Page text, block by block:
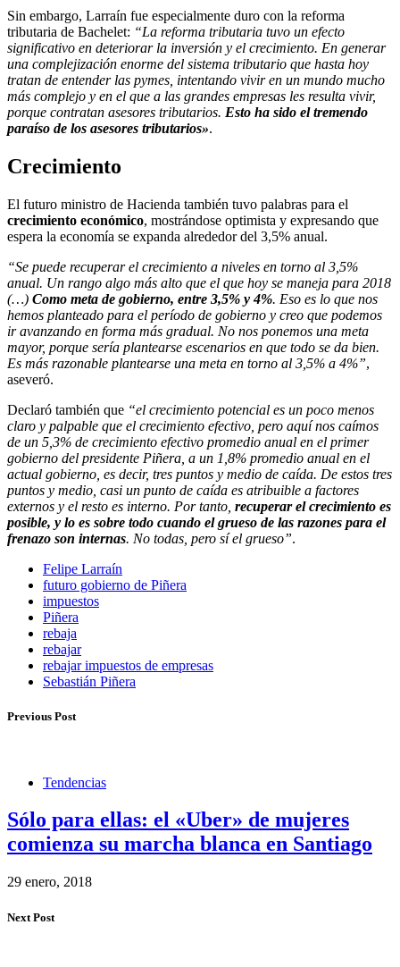
Sin embargo, Larraín fue especialmente duro con la reforma
tributaria de Bachelet: “La reforma tributaria tuvo un efecto
significativo en deteriorar la inversión y el crecimiento. En generar
una complejización enorme del sistema tributario que hasta hoy
tratan de entender las pymes, intentando vivir en un mundo mucho
más complejo y en el que a las grandes empresas les resulta vivir,
porque contratan asesores tributarios. Esto ha sido el tremendo
paraíso de los asesores tributarios».
Crecimiento
El futuro ministro de Hacienda también tuvo palabras para el
crecimiento económico, mostrándose optimista y expresando que
espera la economía se expanda alrededor del 3,5% anual.
“Se puede recuperar el crecimiento a niveles en torno al 3,5%
anual. Un rango algo más alto que el que hoy se maneja para 2018
(…) Como meta de gobierno, entre 3,5% y 4%. Eso es lo que nos
hemos planteado para el período de gobierno y creo que podemos
ir avanzando en forma más gradual. No nos ponemos una meta
mayor, porque sería plantearse escenarios en que todo se da bien.
Es más razonable plantearse una meta en torno al 3,5% a 4%”,
aseveró.
Declaró también que “el crecimiento potencial es un poco menos
claro y palpable que el crecimiento efectivo, pero aquí nos caímos
de un 5,3% de crecimiento efectivo promedio anual en el primer
gobierno del presidente Piñera, a un 1,8% promedio anual en el
actual gobierno, es decir, tres puntos y medio de caída. De estos tres
puntos y medio, casi un punto de caída es atribuible a factores
externos y el resto es interno. Por tanto, recuperar el crecimiento es
posible, y lo es sobre todo cuando el grueso de las razones para el
frenazo son internas. No todas, pero sí el grueso”.
Felipe Larraín
futuro gobierno de Piñera
impuestos
Piñera
rebaja
rebajar
rebajar impuestos de empresas
Sebastián Piñera
Previous Post
Tendencias
Sólo para ellas: el «Uber» de mujeres
comienza su marcha blanca en Santiago
29 enero, 2018
Next Post